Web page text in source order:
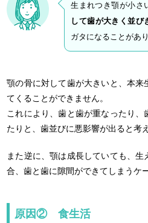
生まれつき顎が小さ
して歯が大きく並び
ガタになることがあり
顎の骨に対して歯が大きいと、本来
てくることができません。
これにより、歯と歯が重なったり、
たりと、歯並びに悪影響が出ると考
また逆に、顎は成長していても、
合、歯と歯に隙間ができてしまうケ
原因② 食生活